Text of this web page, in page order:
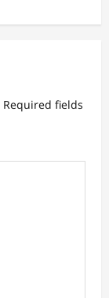
Required fields